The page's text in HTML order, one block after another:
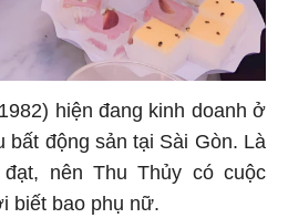
hiện đang kinh doanh ở
bất động sản tại Sài Gòn. Là
nên Thu Thủy có cuộc
biết bao phụ nữ.